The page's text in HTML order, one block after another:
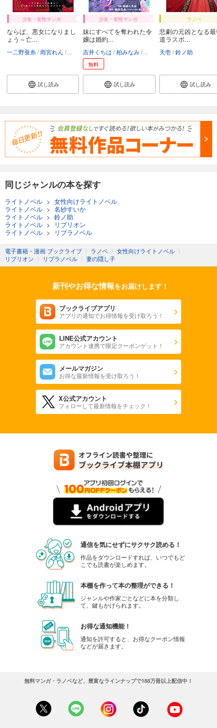
少女・女性マンガ
ならば、悪女になりまし
ょう～亡...
一二野蚕糸 雨宮れん 鈴ノ助
試し読み
少女・女性マンガ
妹にすべてを奪われた令
嬢は婚約...
吉井くちは 柏みなみ 鈴ノ助
無料
試し読み
ラノベ
悲劇の元凶となる
道ラスボ...
天壱 鈴ノ助
試し読み
同じジャンルの本を探す
ライトノベル > 女性向けライトノベル
ライトノベル > 名紗すいか
ライトノベル > 鈴ノ助
ライトノベル >
リブリオン
ライトノベル > リブラノベル
電子書籍・漫画 ブックライブ 〉 ラノベ 〉 女性向けライトノベル 〉
リブリオン 〉 リブラノベル 〉 妻の隠し子
新刊やお得な情報をお届けします！
ブックライブアプリ
アプリの通知でお得情報を受け取ろう！
LINE公式アカウント
アカウント連携で限定クーポンゲット！
メールマガジン
お得な最新情報を受け取ろう！
X公式アカウント
フォローして最新情報をチェック！
通信を気にせずにサクサク読める！
作品をダウンロードすれば、いつでもど
こでも読書が楽しめます。
本棚を作って本の整理ができる！
ジャンルや作家ごとなどに本を分類し
て、鍵もかけられます。
お得な通知機能！
通知を許可すると、お得なクーポン情報
などが届きます。
無料マンガ・ラノベなど、豊富なラインナップで188万冊以上配信中！